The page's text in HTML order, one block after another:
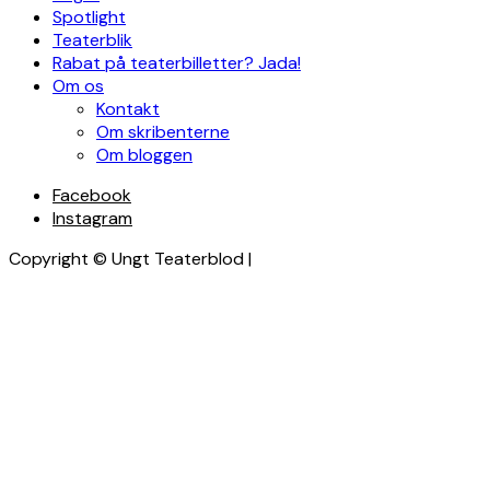
Spotlight
Teaterblik
Rabat på teaterbilletter? Jada!
Om os
Kontakt
Om skribenterne
Om bloggen
Facebook
Instagram
Copyright © Ungt Teaterblod |